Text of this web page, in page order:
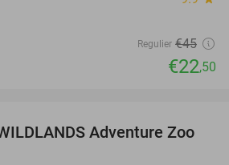
Regulier €45
€22,50
24%
Adventure Zoo